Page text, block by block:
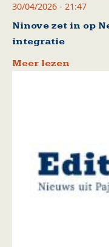
30/04/2026 - 21:47
Ninove zet in op
integratie
Meer lezen